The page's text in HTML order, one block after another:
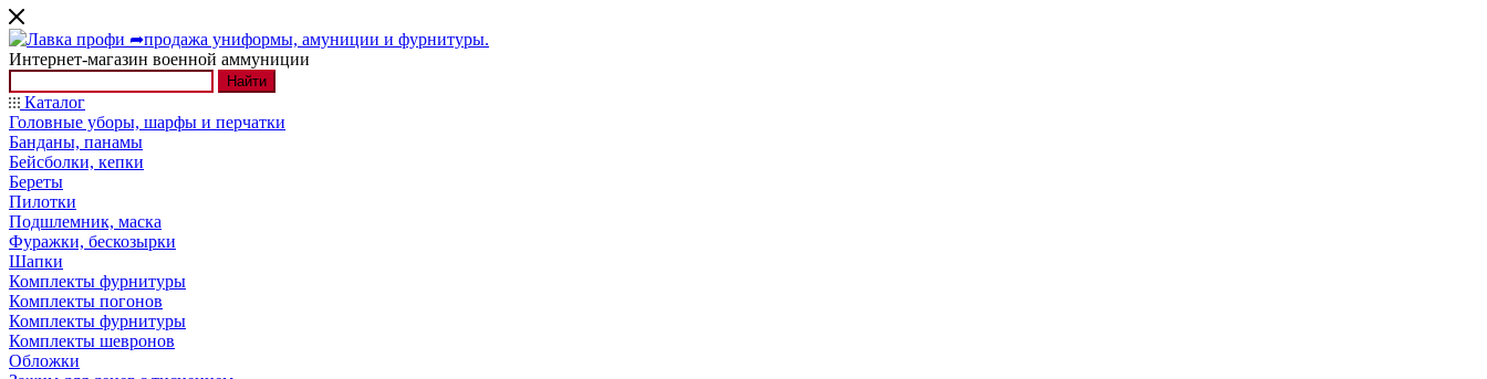
Интернет-магазин военной аммуниции
Найти
Каталог
Головные уборы, шарфы и перчатки
Банданы, панамы
Бейсболки, кепки
Береты
Пилотки
Подшлемник, маска
Фуражки, бескозырки
Шапки
Комплекты фурнитуры
Комплекты погонов
Комплекты фурнитуры
Комплекты шевронов
Обложки